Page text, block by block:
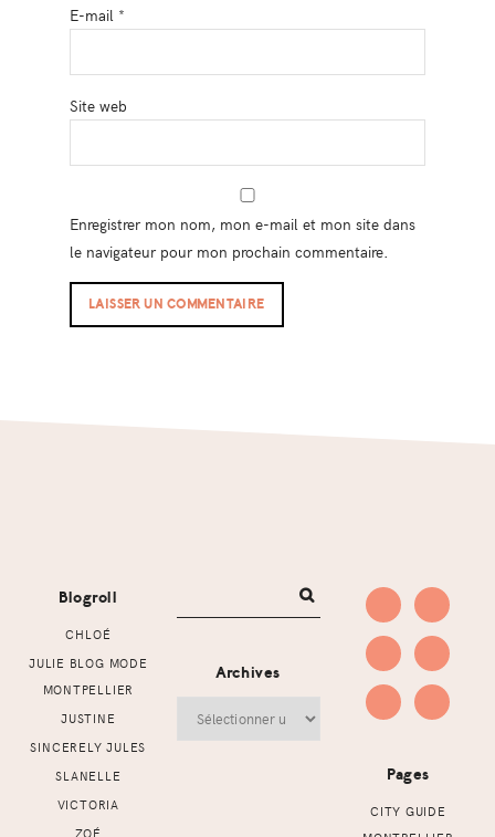
E-mail *
Site web
Enregistrer mon nom, mon e-mail et mon site dans
le navigateur pour mon prochain commentaire.
Blogroll
CHLOÉ
JULIE BLOG MODE
MONTPELLIER
JUSTINE
SINCERELY JULES
SLANELLE
VICTORIA
ZOÉ
Archives
Pages
CITY GUIDE